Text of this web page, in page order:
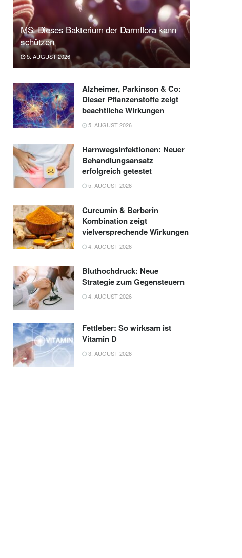
MS: Dieses Bakterium der Darmflora kann
schützen
5. AUGUST 2026
Alzheimer, Parkinson & Co:
Dieser Pflanzenstoffe zeigt
beachtliche Wirkungen
5. AUGUST 2026
Harnwegsinfektionen: Neuer
Behandlungsansatz
erfolgreich getestet
5. AUGUST 2026
Curcumin & Berberin
Kombination zeigt
vielversprechende Wirkungen
4. AUGUST 2026
Bluthochdruck: Neue
Strategie zum Gegensteuern
4. AUGUST 2026
Fettleber: So wirksam ist
Vitamin D
3. AUGUST 2026